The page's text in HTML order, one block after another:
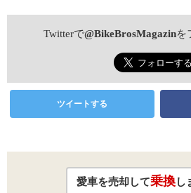
Twitterで@BikeBrosMagazinを
ツイートする
愛車を売却して乗換し